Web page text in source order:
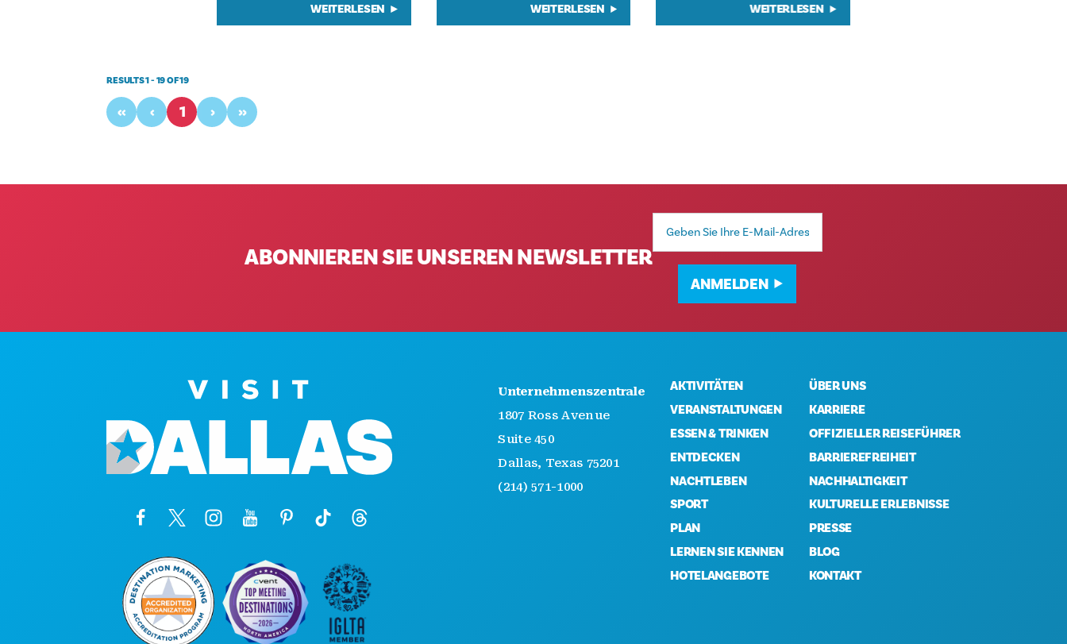
WEITERLESEN WEITERLESEN WEITERLESEN
RESULTS 1 - 19 OF 19
‹‹ ‹ 1 › ››
ABONNIEREN SIE UNSEREN NEWSLETTER
Mail-
ANMELDEN
Unternehmenszentrale
1807 Ross Avenue
Suite 450
Dallas, Texas 75201
(214) 571-1000
AKTIVITÄTEN
VERANSTALTUNGEN
ESSEN & TRINKEN
ENTDECKEN
NACHTLEBEN
SPORT
PLAN
LERNEN SIE KENNEN
HOTELANGEBOTE
ÜBER UNS
KARRIERE
OFFIZIELLER REISEFÜHRER
BARRIEREFREIHEIT
NACHHALTIGKEIT
KULTURELLE ERLEBNISSE
PRESSE
BLOG
KONTAKT